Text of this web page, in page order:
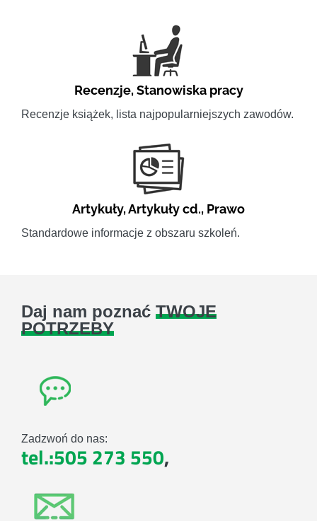
Recenzje,Stanowiska pracy
Recenzje książek, lista najpopularniejszych zawodów.
Artykuły,Artykuły cd., Prawo
Standardowe informacje z obszaru szkoleń.
Daj nam poznać TWOJE
POTRZEBY
Zadzwoń do nas:
tel.:505 273 550,